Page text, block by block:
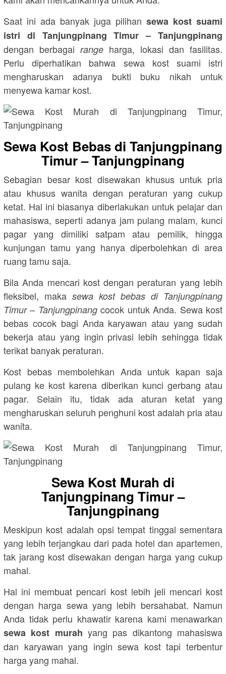
Saat ini ada banyak juga pilihan sewa kost suami
istri di Tanjungpinang Timur – Tanjungpinang
dengan berbagai range harga, lokasi dan fasilitas.
Perlu diperhatikan bahwa sewa kost suami istri
mengharuskan adanya bukti buku nikah untuk
menyewa kamar kost.
Sewa Kost Bebas di Tanjungpinang
Timur – Tanjungpinang
Sebagian besar kost disewakan khusus untuk pria
atau khusus wanita dengan peraturan yang cukup
ketat. Hal ini biasanya diberlakukan untuk pelajar dan
mahasiswa, seperti adanya jam pulang malam, kunci
pagar yang dimiliki satpam atau pemilik, hingga
kunjungan tamu yang hanya diperbolehkan di area
ruang tamu saja.
Bila Anda mencari kost dengan peraturan yang lebih
fleksibel, maka sewa kost bebas di Tanjungpinang
Timur – Tanjungpinangcocok untuk Anda. Sewa kost
bebas cocok bagi Anda karyawan atau yang sudah
bekerja atau yang ingin privasi lebih sehingga tidak
terikat banyak peraturan.
Kost bebas membolehkan Anda untuk kapan saja
pulang ke kost karena diberikan kunci gerbang atau
pagar. Selain itu, tidak ada aturan ketat yang
mengharuskan seluruh penghuni kost adalah pria atau
wanita.
Sewa Kost Murah di
Tanjungpinang Timur –
Tanjungpinang
Meskipun kost adalah opsi tempat tinggal sementara
yang lebih terjangkau dari pada hotel dan apartemen,
tak jarang kost disewakan dengan harga yang cukup
mahal.
Hal ini membuat pencari kost lebih jeli mencari kost
dengan harga sewa yang lebih bersahabat. Namun
Anda tidak perlu khawatir karena kami menawarkan
sewa kost murah yang pas dikantong mahasiswa
dan karyawan yang ingin sewa kost tapi terbentur
harga yang mahal.